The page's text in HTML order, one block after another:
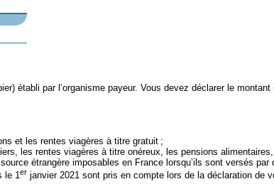
établi par l’organisme payeur. Vous devez déclarer le
et les rentes viagères à titre gratuit ;
les rentes viagères à titre onéreux, les pensions
étrangère imposables en France lorsqu’ils sont versés par
le 1er janvier 2021 sont pris en compte lors de la déclaration de